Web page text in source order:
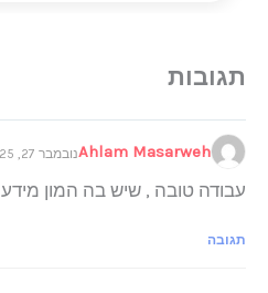
Ahlam Masarwehנובמבר 27, 2025 ב 17:15
עבודה טובה , שיש בה המון מידע
תגובה